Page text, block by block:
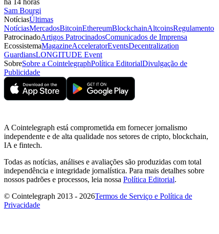
há 14 horas
Sam Bourgi
NotíciasÚltimas
NotíciasMercadosBitcoinEthereumBlockchainAltcoinsRegulamento
PatrocinadoArtigos PatrocinadosComunicados de Imprensa
EcossistemaMagazineAcceleratorEventsDecentralization
GuardiansLONGITUDE Event
SobreSobre a CointelegraphPolítica EditorialDivulgação de
Publicidade
A Cointelegraph está comprometida em fornecer jornalismo
independente e de alta qualidade nos setores de cripto, blockchain,
IA e fintech.
Todas as notícias, análises e avaliações são produzidas com total
independência e integridade jornalística. Para mais detalhes sobre
nossos padrões e processos, leia nossa Política Editorial.
© Cointelegraph 2013 - 2026Termos de Serviço e Política de
Privacidade